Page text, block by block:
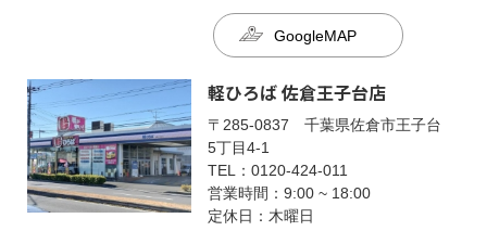
GoogleMAP
軽ひろば 佐倉王子台店
〒285-0837 千葉県佐倉市王子台
5丁目4-1
TEL：0120-424-011
営業時間：9:00 ~ 18:00
定休日：木曜日